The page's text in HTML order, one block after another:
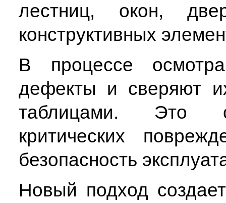
лестниц, окон,
конструктивных
В процессе
дефекты и сверяют
таблицами. Это
критических
безопасность
Новый подход